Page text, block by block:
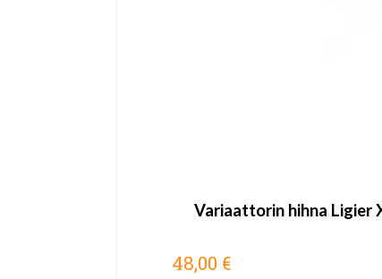
Variaattorin hihna Ligier
48,00 €